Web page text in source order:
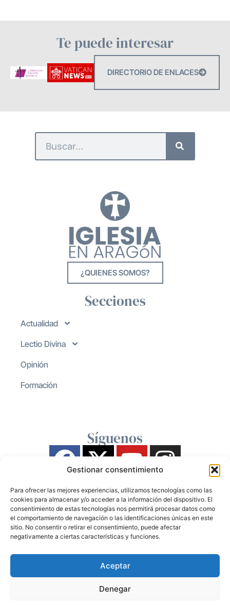
Gestionar consentimiento
Para ofrecer las mejores experiencias, utilizamos tecnologías como las
cookies para almacenar y/o acceder a la información del dispositivo. El
consentimiento de estas tecnologías nos permitirá procesar datos como
el comportamiento de navegación o las identificaciones únicas en este
sitio. No consentir o retirar el consentimiento, puede afectar
negativamente a ciertas características y funciones.
Aceptar
Denegar
Te puede interesar
DIRECTORIO DE ENLACES
¿QUIENES SOMOS?
Secciones
Actualidad
Lectio Divina
Opinión
Formación
Síguenos